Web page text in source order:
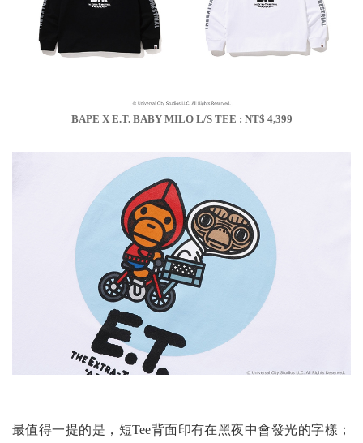
BAPE X E.T. BABY MILO L/S TEE : NT$ 4,399
最值得一提的是，短Tee背面印有在黑夜中會發光的字樣；